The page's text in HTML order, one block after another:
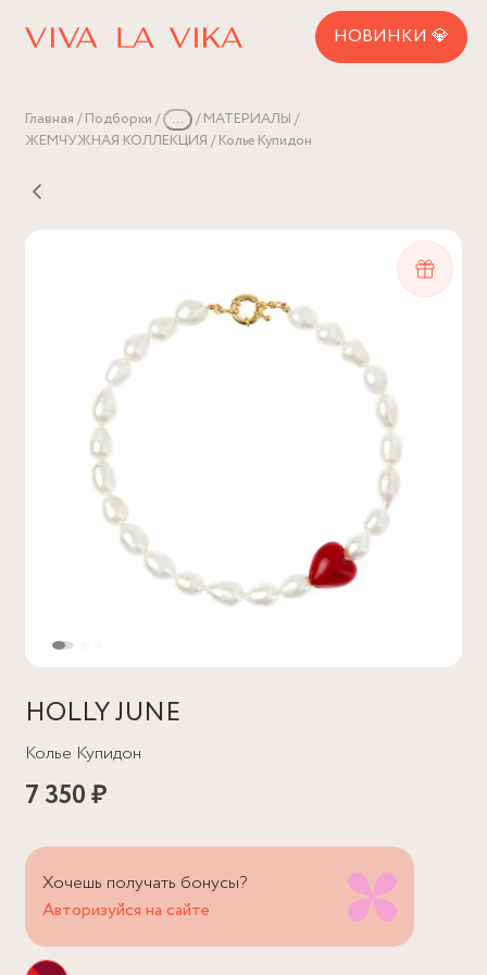
НОВИНКИ 💎
Главная Подборки ...
МАТЕРИАЛЫ
ЖЕМЧУЖНАЯ КОЛЛЕКЦИЯ
Колье Купидон
HOLLY JUNE
Колье Купидон
7 350 ₽
Хочешь получать бонусы?
Авторизуйся на сайте